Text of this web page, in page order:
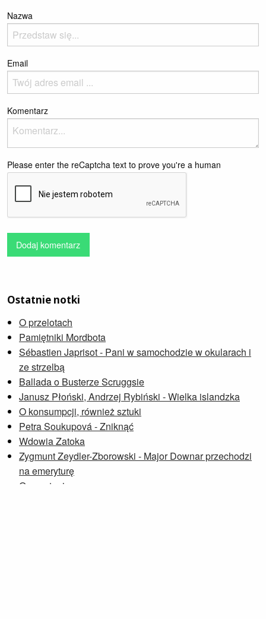
Nazwa
Email
Komentarz
Please enter the reCaptcha text to prove you're a human
Dodaj komentarz
Ostatnie notki
O przelotach
Pamiętniki Mordbota
Sébastien Japrisot - Pani w samochodzie w okularach i
ze strzelbą
Ballada o Busterze Scruggsie
Janusz Płoński, Andrzej Rybiński - Wielka islandzka
O konsumpcji, również sztuki
Petra Soukupová - Zniknąć
Wdowia Zatoka
Zygmunt Zeydler-Zborowski - Major Downar przechodzi
na emeryturę
O spontanie